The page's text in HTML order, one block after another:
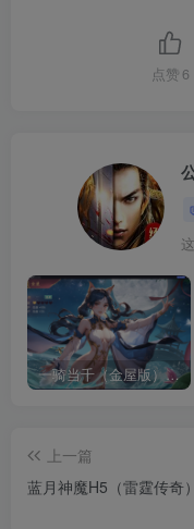
点赞 6
一骑当千（金屋版）（请勿传播宣传谢谢了，有点儿违禁）
上一篇
蓝月神魔H5（雷霆传奇）